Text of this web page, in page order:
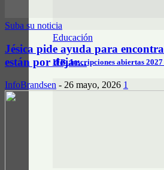
Educación
IFB: Inscripciones abiertas
Suba su noticia
Jésica pide ayuda para
están por dejar...
InfoBrandsen - 26 mayo, 2026 1